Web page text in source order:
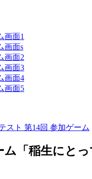
スト 第14回 参加ゲーム
「稲生にとっ